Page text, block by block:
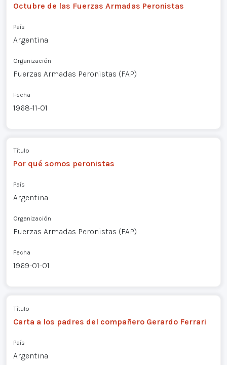
Octubre de las Fuerzas Armadas Peronistas
País
Argentina
Organización
Fuerzas Armadas Peronistas (FAP)
Fecha
1968-11-01
Título
Por qué somos peronistas
País
Argentina
Organización
Fuerzas Armadas Peronistas (FAP)
Fecha
1969-01-01
Título
Carta a los padres del compañero Gerardo Ferrari
País
Argentina